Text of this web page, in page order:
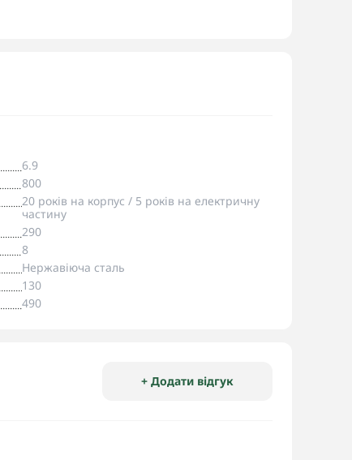
6.9
800
20 років на корпус / 5 років на електричну
частину
290
8
Нержавіюча сталь
130
490
+ Додати відгук